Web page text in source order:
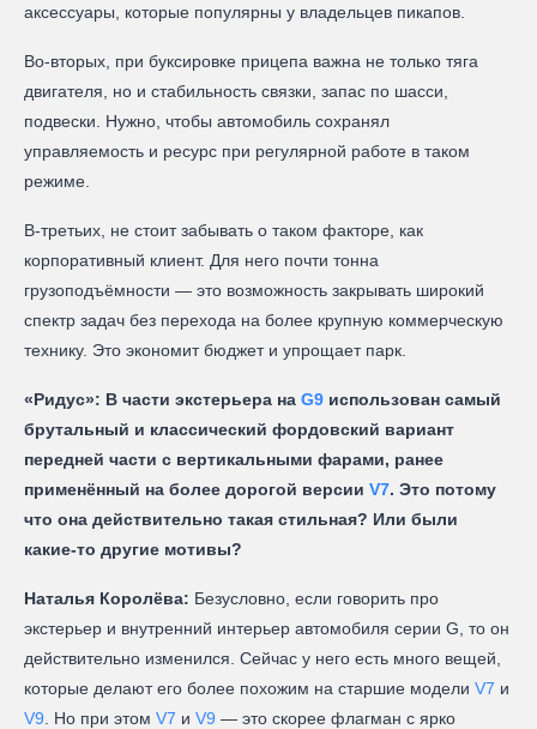
аксессуары, которые популярны у владельцев пикапов.
Во-вторых, при буксировке прицепа важна не только тяга
двигателя, но и стабильность связки, запас по шасси,
подвески. Нужно, чтобы автомобиль сохранял
управляемость и ресурс при регулярной работе в таком
режиме.
В-третьих, не стоит забывать о таком факторе, как
корпоративный клиент. Для него почти тонна
грузоподъёмности — это возможность закрывать широкий
спектр задач без перехода на более крупную коммерческую
технику. Это экономит бюджет и упрощает парк.
«Ридус»: В части экстерьера на G9 использован самый
брутальный и классический фордовский вариант
передней части с вертикальными фарами, ранее
применённый на более дорогой версии V7. Это потому
что она действительно такая стильная? Или были
какие-то другие мотивы?
Наталья Королёва: Безусловно, если говорить про
экстерьер и внутренний интерьер автомобиля серии G, то он
действительно изменился. Сейчас у него есть много вещей,
которые делают его более похожим на старшие модели V7 и
V9 . Но при этом V7 и V9 — это скорее флагман с ярко